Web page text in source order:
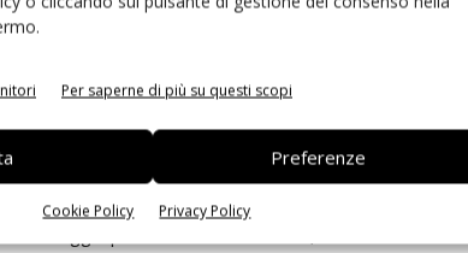
Per saperne di più su questi scopi
Preferenze
Cookie Policy Privacy Policy
la tecnica press-fit specifica il
montaggio press-fit diretto su PCB,